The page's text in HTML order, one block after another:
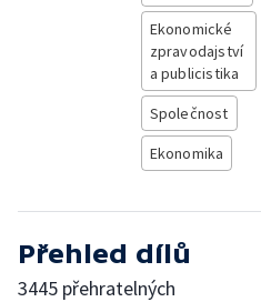
Ekonomické
zpravodajství
a publicistika
Společnost
Ekonomika
Přehled dílů
3445 přehratelných